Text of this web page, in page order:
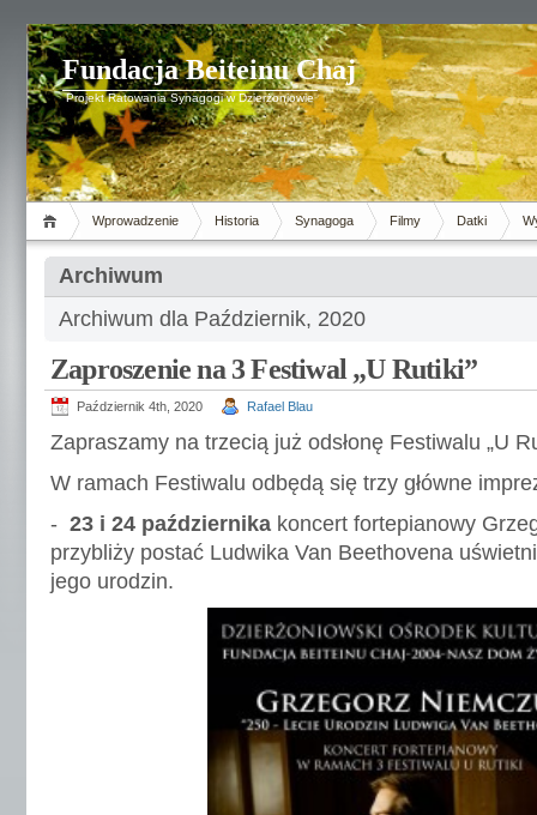
Fundacja Beiteinu Chaj
Projekt Ratowania Synagogi w Dzierżoniowie
Wprowadzenie Historia Synagoga Filmy Datki
Archiwum
Archiwum dla Październik, 2020
Zaproszenie na 3 Festiwal „U Rutiki”
Październik 4th, 2020 Rafael Blau
Zapraszamy na trzecią już odsłonę Festiwalu „U
W ramach Festiwalu odbędą się trzy główne
- 23 i 24 października koncert fortepianowy
przybliży postać Ludwika Van Beethovena
jego urodzin.